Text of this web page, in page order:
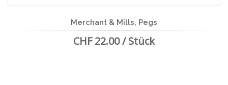
Merchant & Mills, Pegs
CHF 22.00 / Stück